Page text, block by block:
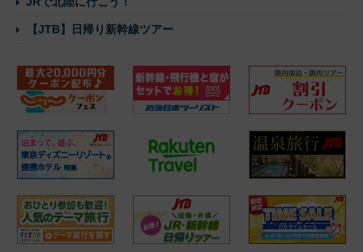
【JTB】日帰り新幹線ツアー